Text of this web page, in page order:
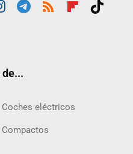
Coches eléctricos
Compactos